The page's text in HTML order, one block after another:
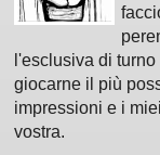
l'esclusiva di
giocarne il più
impressioni e i
vostra.